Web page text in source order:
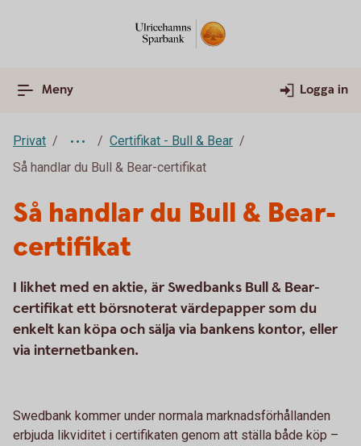
Meny Logga in
Privat
Certifikat - Bull & Bear
Så handlar du Bull & Bear-certifikat
Så handlar du Bull & Bear-
certifikat
I likhet med en aktie, är Swedbanks Bull & Bear-
certifikat ett börsnoterat värdepapper som du
enkelt kan köpa och sälja via bankens kontor, eller
via internetbanken.
Swedbank kommer under normala marknadsförhållanden
erbjuda likviditet i certifikaten genom att ställa både köp –